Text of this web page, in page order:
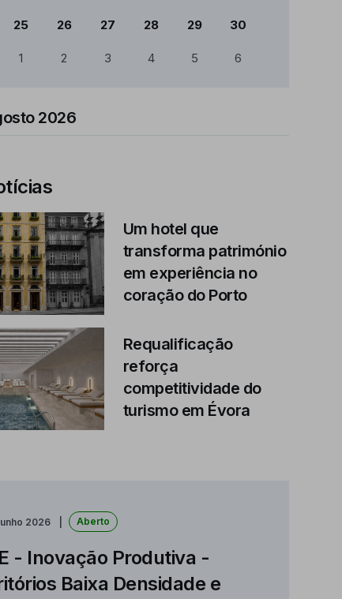
25 26 27 28 29 30
1 2 3 4 5 6
2026
Um hotel que
transforma património
em experiência no
coração do Porto
Requalificação
reforça
competitividade do
turismo em Évora
2026 Aberto
- Inovação Produtiva -
Baixa Densidade e